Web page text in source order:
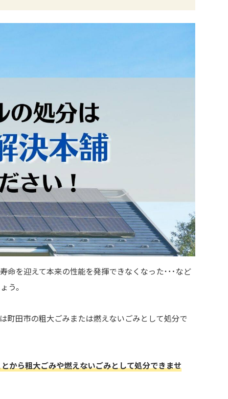
命を迎えて本来の性能を発揮できなくなった･･･など
う。
町田市の粗大ごみまたは燃えないごみとして処分で
から粗大ごみや燃えないごみとして処分できませ